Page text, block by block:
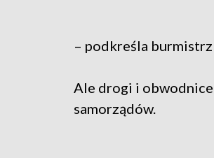
– podkreśla burmistrz
Ale drogi i obwodnice
samorządów.